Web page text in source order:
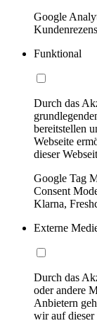
Google
Funktional
Durch das
bereitstellen
Webseite
dieser
Google Tag
Consent
Klarna,
Externe
Durch das
oder andere
Anbietern
wir auf dieser